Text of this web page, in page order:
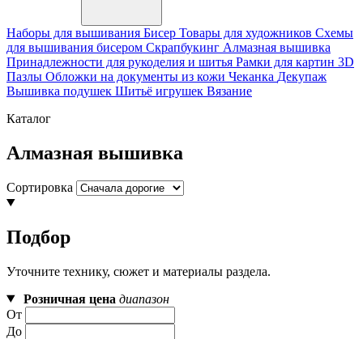
Наборы для вышивания Бисер Товары для художников Схемы
для вышивания бисером Скрапбукинг Алмазная вышивка
Принадлежности для рукоделия и шитья Рамки для картин 3D
Пазлы Обложки на документы из кожи Чеканка Декупаж
Вышивка подушек Шитьё игрушек Вязание
Каталог
Алмазная вышивка
Сортировка
Подбор
Уточните технику, сюжет и материалы раздела.
Розничная цена диапазон
От
До